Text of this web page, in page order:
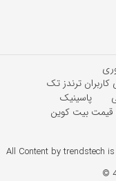
ترندز تک
پاسینیک
بیت کوین
All Content by trendstech